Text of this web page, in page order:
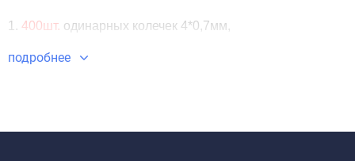
1. 400шт. одинарных колечек 4*0,7мм,
2.300шт.одинарных колечек 5*0,7мм,
подробнее